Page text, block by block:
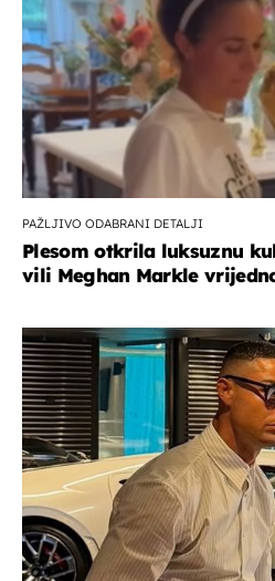
PAŽLJIVO ODABRANI DETALJI
Plesom otkrila luksuznu
vili Meghan Markle